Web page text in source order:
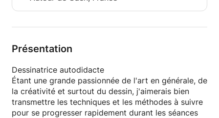
Présentation
Dessinatrice autodidacte
Étant une grande passionnée de l'art en générale, de
la créativité et surtout du dessin, j'aimerais bien
transmettre les techniques et les méthodes à suivre
pour se progresser rapidement durant les séances